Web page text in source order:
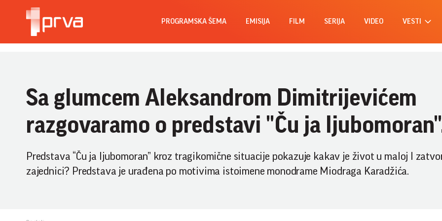
PROGRAMSKA ŠEMA EMISIJA FILM SERIJA VIDEO VESTI
Sa glumcem Aleksandrom Dimitrijevićem
razgovaramo o predstavi "Ču ja
Predstava “Ču ja ljubomoran” kroz tragikomične situacije pokazuje kakav je život u maloj I
zajednici? Predstava je urađena po motivima istoimene monodrame Miodraga Karadžića.